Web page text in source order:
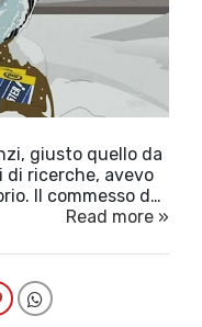
giusto quello da
di ricerche, avevo
Il commesso d…
Read more »